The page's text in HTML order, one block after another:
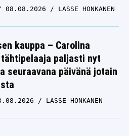
08.08.2026 LASSE HONKANEN
kauppa – Carolina
paljasti nyt
seuraavana päivänä jotain
LASSE HONKANEN